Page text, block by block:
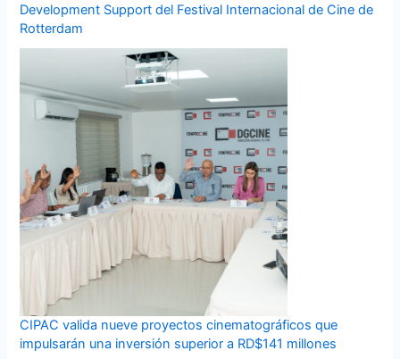
Development Support del Festival Internacional de Cine de
Rotterdam
CIPAC valida nueve proyectos cinematográficos que
impulsarán una inversión superior a RD$141 millones